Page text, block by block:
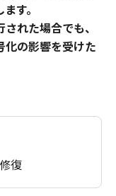
す。
れた場合でも、
化の影響を受けた
復